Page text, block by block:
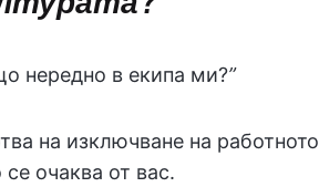
нередно в екипа ми?”
на изключване на работното
очаква от вас.